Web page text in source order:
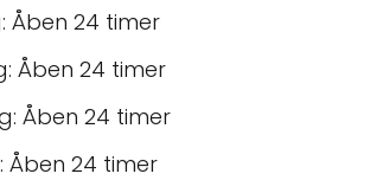
Åben 24 timer
Åben 24 timer
Åben 24 timer
Åben 24 timer